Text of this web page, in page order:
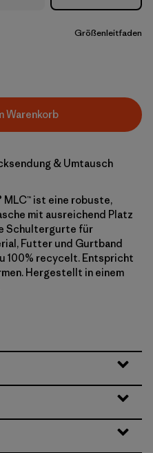
Größenleitfaden
Warenkorb
& Umtausch
MLC™ ist eine robuste,
mit ausreichend Platz
Schultergurte für
Futter und Gurtband
100% recycelt. Entspricht
Hergestellt in einem